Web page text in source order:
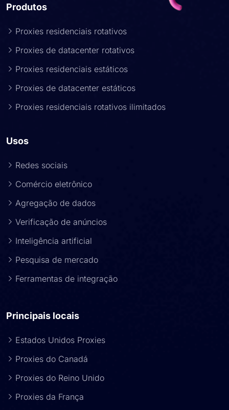
Produtos
Proxies residenciais rotativos
Proxies de datacenter rotativos
Proxies residenciais estáticos
Proxies de datacenter estáticos
Proxies residenciais rotativos ilimitados
Usos
Redes sociais
Comércio eletrônico
Agregação de dados
Verificação de anúncios
Inteligência artificial
Pesquisa de mercado
Ferramentas de integração
Principais locais
Estados Unidos Proxies
Proxies do Canadá
Proxies do Reino Unido
Proxies da França